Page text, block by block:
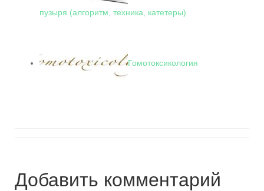
пузыря (алгоритм, техника, катетеры)
Гомотоксикология
Добавить комментарий